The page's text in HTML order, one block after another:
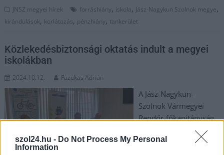
szol24.hu - Do Not Process My Personal
Information
JNSZ megyei hírek forráshiány, iskola, Jász-Nagykun Szolnok megye,
kirándulások, korlátozás, pénzhiány, tankerület
Közlekedésbiztonsági oktatás indult a megyei
iskolákban
2024.10.12. Fazekas Adrián
A Jász-Nagykun-
Szolnok Vármegyei
Rendőr-főkapitányság
ismételten elindította a
„Közlekedjünk együtt,